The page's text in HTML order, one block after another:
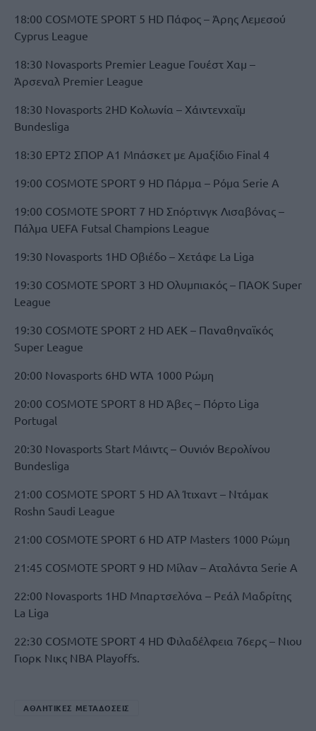
18:00 COSMOTE SPORT 5 HD Πάφος – Άρης Λεμεσού
Cyprus League
18:30 Novasports Premier League Γουέστ Χαμ –
Άρσεναλ Premier League
18:30 Novasports 2HD Κολωνία – Χάιντενχαϊμ
Bundesliga
18:30 ΕΡΤ2 ΣΠΟΡ A1 Μπάσκετ με Αμαξίδιο Final 4
19:00 COSMOTE SPORT 9 HD Πάρμα – Ρόμα Serie A
19:00 COSMOTE SPORT 7 HD Σπόρτινγκ Λισαβόνας –
Πάλμα UEFA Futsal Champions League
19:30 Novasports 1HD Οβιέδο – Χετάφε La Liga
19:30 COSMOTE SPORT 3 HD Ολυμπιακός – ΠΑΟΚ Super
League
19:30 COSMOTE SPORT 2 HD ΑΕΚ – Παναθηναϊκός
Super League
20:00 Novasports 6HD WTA 1000 Ρώμη
20:00 COSMOTE SPORT 8 HD Άβες – Πόρτο Liga
Portugal
20:30 Novasports Start Μάιντς – Ουνιόν Βερολίνου
Bundesliga
21:00 COSMOTE SPORT 5 HD Αλ Ίτιχαντ – Ντάμακ
Roshn Saudi League
21:00 COSMOTE SPORT 6 HD ATP Masters 1000 Ρώμη
21:45 COSMOTE SPORT 9 HD Μίλαν – Αταλάντα Serie A
22:00 Novasports 1HD Μπαρτσελόνα – Ρεάλ Μαδρίτης
La Liga
22:30 COSMOTE SPORT 4 HD Φιλαδέλφεια 76ερς – Νιου
Γιορκ Νικς NBA Playoffs.
ΑΘΛΗΤΙΚΕΣ ΜΕΤΑΔΟΣΕΙΣ